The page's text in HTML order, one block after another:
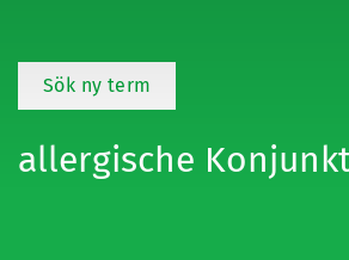
Sök ny term
allergische